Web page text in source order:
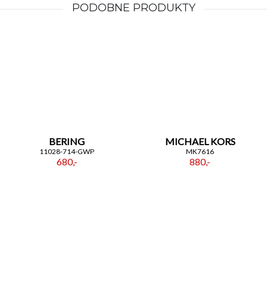
PODOBNE PRODUKTY
BERING
11028-714-GWP
680,-
MICHAEL KORS
MK7616
880,-